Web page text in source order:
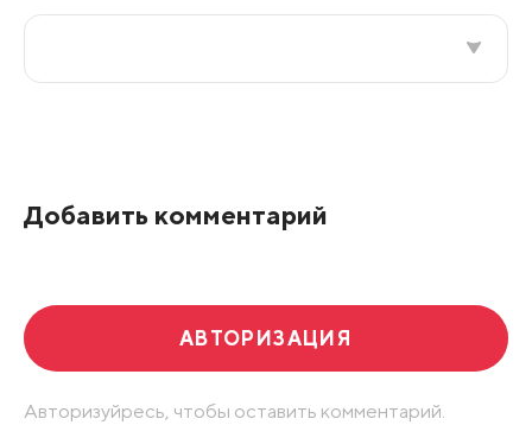
Добавить комментарий
АВТОРИЗАЦИЯ
Авторизуйресь, чтобы оставить комментарий.